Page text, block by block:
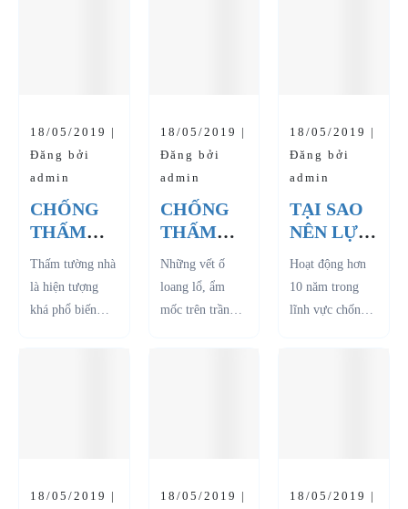
18/05/2019 |
Đăng bởi
admin
CHỐNG
THẤM
TƯỜNG
NHÀ -
NGUYÊN
NHÂN VÀ
Thấm tường nhà
là hiện tượng
khá phổ biến
18/05/2019 |
Đăng bởi
admin
CHỐNG
THẤM
TRẦN
NHÀ -
NGUYÊN
Những vết ố
loang lổ, ẩm
mốc trên trần
18/05/2019 |
Đăng bởi
admin
TẠI SAO
NÊN LỰA
CHỌN
DỊCH VỤ
CHỐNG
Hoạt động hơn
10 năm trong
lĩnh vực chống
18/05/2019 |
18/05/2019 |
18/05/2019 |